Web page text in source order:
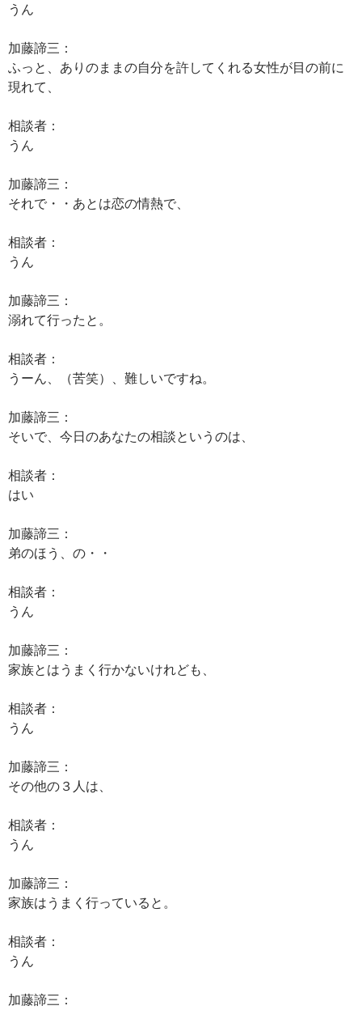
うん
加藤諦三：
ふっと、ありのままの自分を許してくれる女性が目の前に
現れて、
相談者：
うん
加藤諦三：
それで・・あとは恋の情熱で、
相談者：
うん
加藤諦三：
溺れて行ったと。
相談者：
うーん、（苦笑）、難しいですね。
加藤諦三：
そいで、今日のあなたの相談というのは、
相談者：
はい
加藤諦三：
弟のほう、の・・
相談者：
うん
加藤諦三：
家族とはうまく行かないけれども、
相談者：
うん
加藤諦三：
その他の３人は、
相談者：
うん
加藤諦三：
家族はうまく行っていると。
相談者：
うん
加藤諦三：